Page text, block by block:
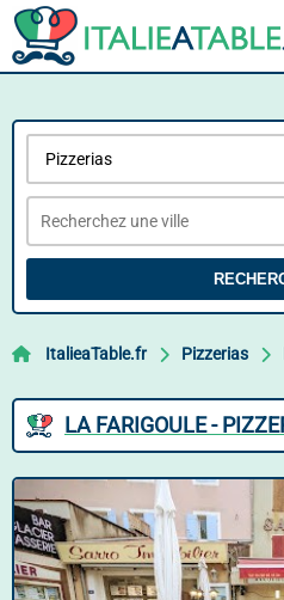
ItalieaTable.fr Pizzerias
LA FARIGOULE -